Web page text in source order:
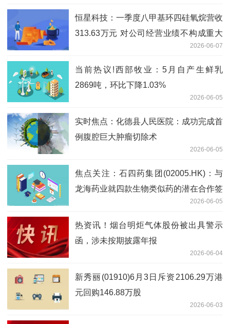
恒星科技：一季度八甲基环四硅氧烷营收
313.63万元 对公司经营业绩不构成重大
2026-06-07
当前热议!西部牧业：5月自产生鲜乳
2869吨，环比下降1.03%
2026-06-05
实时焦点：化德县人民医院：成功完成首
例腹腔巨大肿瘤切除术
2026-06-05
焦点关注：石四药集团(02005.HK)：与
龙海药业就四款生物类似药的潜在合作签
2026-06-05
热资讯！烟台明炬气体股份被出具警示
函，涉未按期披露年报
2026-06-04
新秀丽(01910)6月3日斥资2106.29万港
元回购146.88万股
2026-06-03